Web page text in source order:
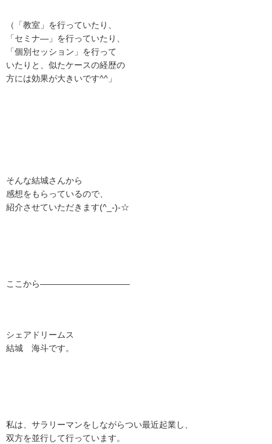
（「教室」を行っていたり、
「セミナ―」を行っていたり、
「個別セッション」を行って
いたりと、似たケースの経歴の
方には効果が大きいです^^」
そんな結城さんから
感想をもらっているので、
紹介させていただきます(^_-)-☆
ここから——————————–
シェアドリームス
結城 海斗です。
私は、サラリーマンをしながらつい最近起業し、
双方を並行して行っています。